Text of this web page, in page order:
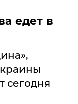
едет в
сегодня